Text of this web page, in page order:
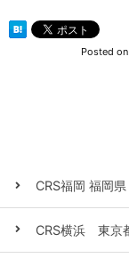
Posted on
CRS福岡 福岡
CRS横浜 東